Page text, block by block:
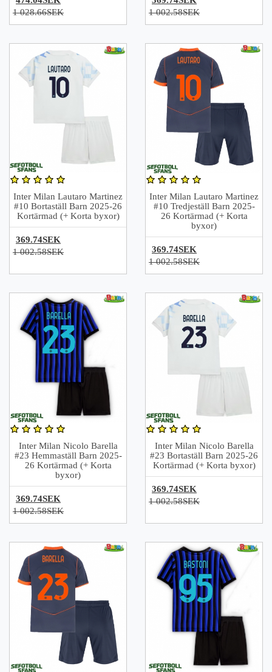
1 028.66SEK
1 002.58SEK
Inter Milan Lautaro Martinez
#10 Bortaställ Barn 2025-26
Kortärmad (+ Korta byxor)
369.74SEK
1 002.58SEK
Inter Milan Lautaro Martinez
#10 Tredjeställ Barn 2025-
26 Kortärmad (+ Korta
byxor)
369.74SEK
1 002.58SEK
Inter Milan Nicolo Barella
#23 Hemmaställ Barn 2025-
26 Kortärmad (+ Korta
byxor)
369.74SEK
1 002.58SEK
Inter Milan Nicolo Barella
#23 Bortaställ Barn 2025-26
Kortärmad (+ Korta byxor)
369.74SEK
1 002.58SEK